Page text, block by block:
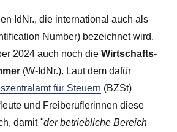
IdNr., die international auch als
Number) bezeichnet wird,
2024 auch noch dieWirtschafts-
(W-IdNr.). Laut dem dafür
für Steuern (BZSt)
und Freiberuflerinnen diese
damit "der betriebliche Bereich